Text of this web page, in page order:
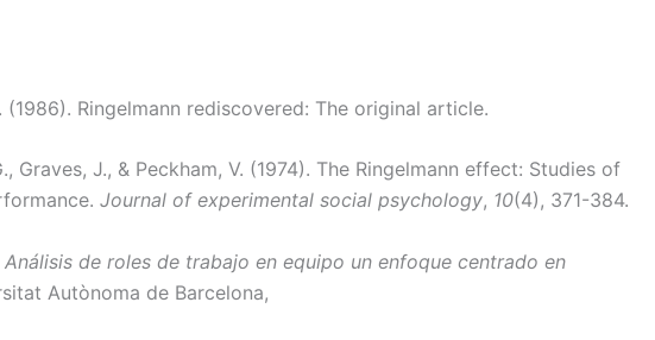
(1986). Ringelmann rediscovered: The original article.
Graves, J., & Peckham, V. (1974). The Ringelmann effect: Studies of
Journal of experimental social psychology, 10(4), 371-384.
Análisis de roles de trabajo en equipo un enfoque centrado en
Autònoma de Barcelona,